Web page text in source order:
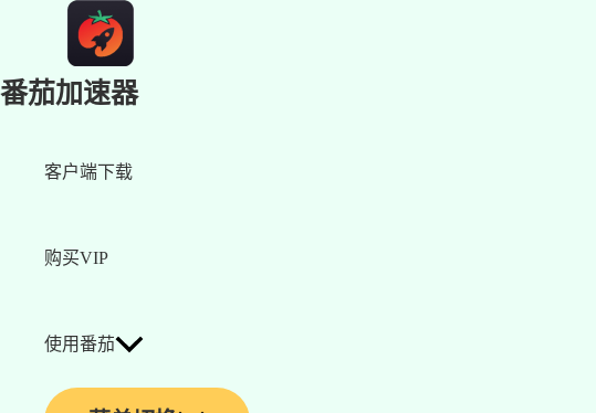
番茄加速器
客户端下载
购买VIP
使用番茄